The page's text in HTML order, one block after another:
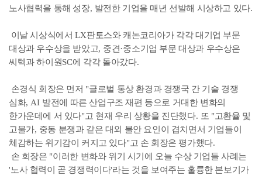
노사협력을 통해 성장, 발전한 기업을 매년 선발해 시상하고 있다.
이날 시상식에서 LX판토스와 캐논코리아가 각각 대기업 부문
대상과 우수상을 받았고, 중견·중소기업 부문 대상과 우수상은
씨텍과 하이원SC에 각각 돌아갔다.
손경식 회장은 먼저 "글로벌 통상 환경과 경쟁국 간 기술 경쟁
심화, AI 발전에 따른 산업구조 재편 등으로 거대한 변화의
한가운데에 서 있다"고 현재 우리 상황을 진단했다. 또 "고환율 및
고물가, 중동 분쟁과 같은 대외 불안 요인이 겹치면서 기업들이
체감하는 위기감이 커지고 있다"고 손 회장은 평가했다.
손 회장은 "이러한 변화와 위기 시기에 오늘 수상 기업들 사례는
'노사 협력이 곧 경쟁력이다'라는 것을 보여주는 훌륭한 본보기가